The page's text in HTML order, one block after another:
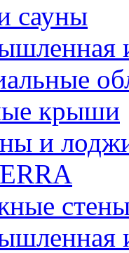
сауны
крыши
и